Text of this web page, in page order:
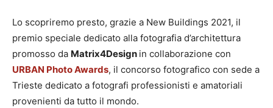
Lo scopriremo presto, grazie a New Buildings 2021, il
premio speciale dedicato alla fotografia d’architettura
promosso da Matrix4Design in collaborazione con
URBAN Photo Awards, il concorso fotografico con sede a
Trieste dedicato a fotografi professionisti e amatoriali
provenienti da tutto il mondo.